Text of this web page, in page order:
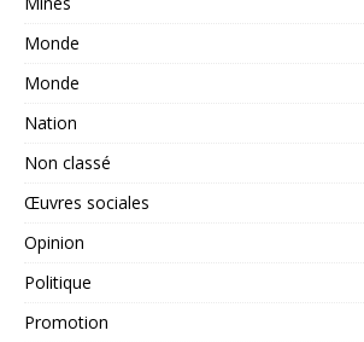
Monde
Monde
Nation
Non classé
Œuvres sociales
Opinion
Politique
Promotion